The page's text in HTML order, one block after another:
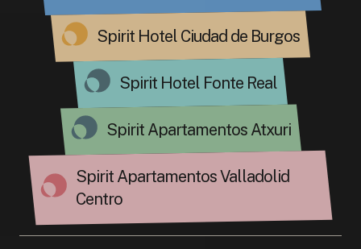
Spirit Hotel Ciudad de Burgos
Spirit Hotel Fonte Real
Spirit Apartamentos Atxuri
Spirit Apartamentos Valladolid
Centro